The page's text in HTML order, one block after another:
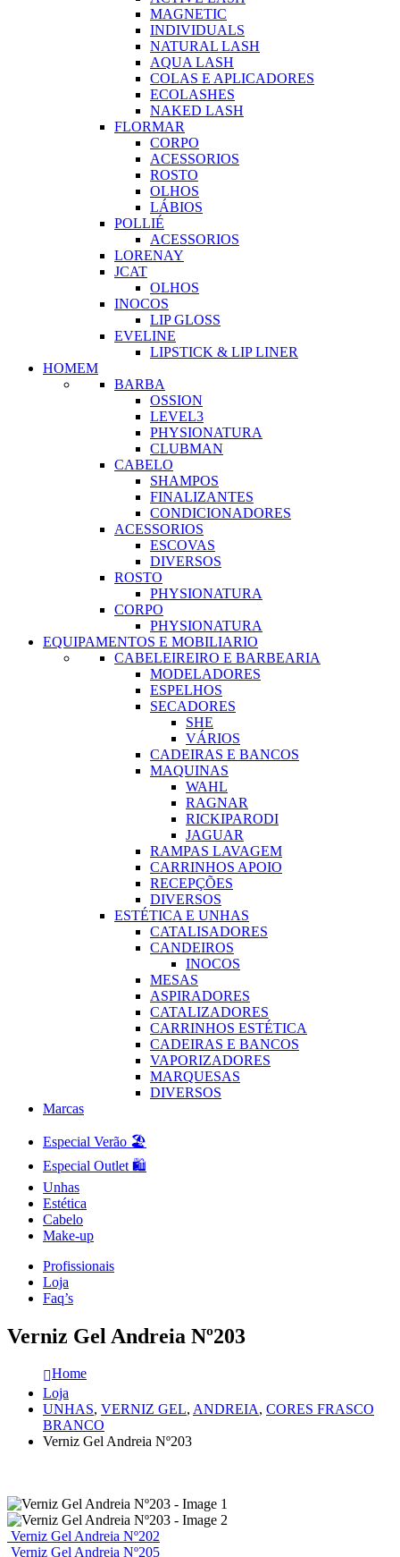
MAGNETIC
INDIVIDUALS
NATURAL LASH
AQUA LASH
COLAS E APLICADORES
ECOLASHES
NAKED LASH
FLORMAR
CORPO
ACESSORIOS
ROSTO
OLHOS
LÁBIOS
POLLIÉ
ACESSORIOS
LORENAY
JCAT
OLHOS
INOCOS
LIP GLOSS
EVELINE
LIPSTICK & LIP LINER
HOMEM
BARBA
OSSION
LEVEL3
PHYSIONATURA
CLUBMAN
CABELO
SHAMPOS
FINALIZANTES
CONDICIONADORES
ACESSORIOS
ESCOVAS
DIVERSOS
ROSTO
PHYSIONATURA
CORPO
PHYSIONATURA
EQUIPAMENTOS E MOBILIARIO
CABELEIREIRO E BARBEARIA
MODELADORES
ESPELHOS
SECADORES
SHE
VÁRIOS
CADEIRAS E BANCOS
MAQUINAS
WAHL
RAGNAR
RICKIPARODI
JAGUAR
RAMPAS LAVAGEM
CARRINHOS APOIO
RECEPÇÕES
DIVERSOS
ESTÉTICA E UNHAS
CATALISADORES
CANDEIROS
INOCOS
MESAS
ASPIRADORES
CATALIZADORES
CARRINHOS ESTÉTICA
CADEIRAS E BANCOS
VAPORIZADORES
MARQUESAS
DIVERSOS
Marcas
Especial Verão 🏖️
Especial Outlet 🛍️
Unhas
Estética
Cabelo
Make-up
Profissionais
Loja
Faq’s
Verniz Gel Andreia Nº203
Home
Loja
UNHAS, VERNIZ GEL, ANDREIA, CORES FRASCO
BRANCO
Verniz Gel Andreia Nº203
Verniz Gel Andreia Nº202
Verniz Gel Andreia Nº205